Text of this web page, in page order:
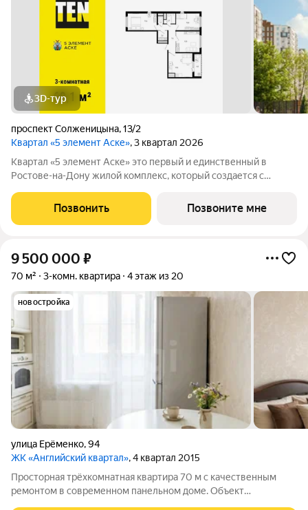
3D-тур
проспект Солженицына,13/2
Квартал «5 элемент Аске», 3 квартал 2026
Квартал «5 элемент Аске» это первый и единственный в
Ростове-на-Дону жилой комплекс, который создается с
Аске. Серия масштабных произведений на фасадах,
выполненных художником с мировым именем
Позвонить Позвоните мне
9 500 000 ₽
70 м² 3-комн. квартира 4 этаж из 20
новостройка
улица Ерёменко,94
ЖК «Английский квартал», 4 квартал 2015
Просторная трёхкомнатная квартира 70 м с качественным
ремонтом в современном панельном доме. Объект